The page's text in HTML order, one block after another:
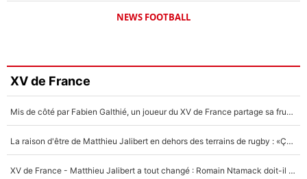
NEWS FOOTBALL
XV de France
Mis de côté par Fabien Galthié, un joueur du XV de France partage sa frustration : «ils ne me l’ont pas dit tout de suite»
La raison d'être de Matthieu Jalibert en dehors des terrains de rugby : «Ça m'atteint autant que si tu touches à un membre de ma famille»
XV de France - Matthieu Jalibert a tout changé : Romain Ntamack doit-il s’inquiéter pour sa place à un an de la Coupe du monde ?